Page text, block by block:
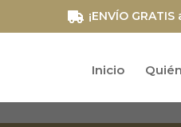
¡ENVÍO
Inicio